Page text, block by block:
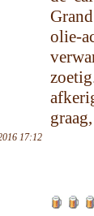
olie-
17:12